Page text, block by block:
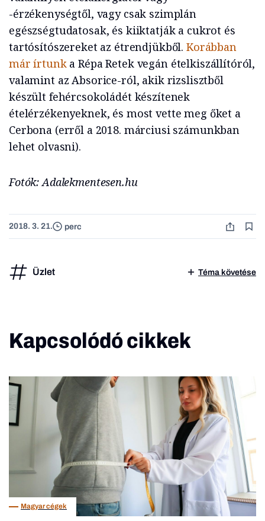
-érzékenységtől, vagy csak szimplán
egészségtudatosak, és kiiktatják a cukrot és
tartósítószereket az étrendjükből. Korábban
már írtunka Répa Retek vegán ételkiszállítóról,
valamint az Absorice-ról, akik rizslisztből
készült fehércsokoládét készítenek
ételérzékenyeknek, és most vette meg őket a
Cerbona (erről a 2018. márciusi számunkban
lehet olvasni).
Fotók: Adalekmentesen.hu
2018. 3. 21. perc
Üzlet Téma követése
Kapcsolódó cikkek
Magyar cégek